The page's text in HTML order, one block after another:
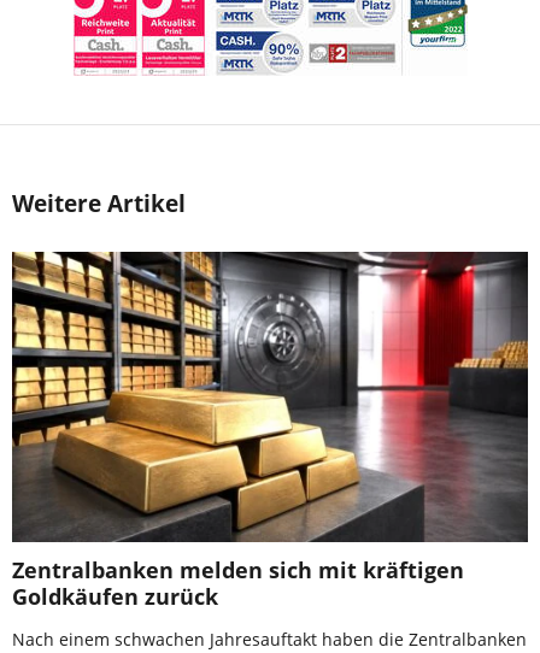
Weitere Artikel
Zentralbanken melden sich mit kräftigen
Goldkäufen zurück
Nach einem schwachen Jahresauftakt haben die Zentralbanken